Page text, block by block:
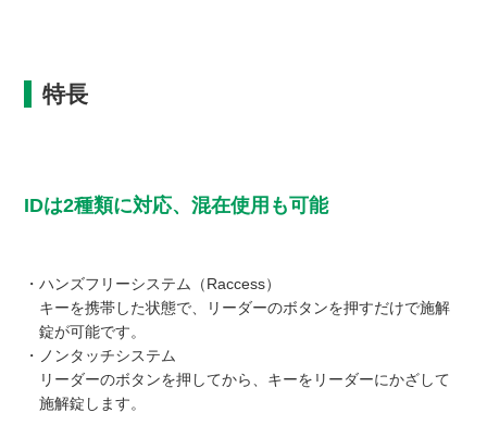
特長
IDは2種類に対応、混在使用も可能
・ハンズフリーシステム（Raccess）
キーを携帯した状態で、リーダーのボタンを押すだけで施解
錠が可能です。
・ノンタッチシステム
リーダーのボタンを押してから、キーをリーダーにかざして
施解錠します。